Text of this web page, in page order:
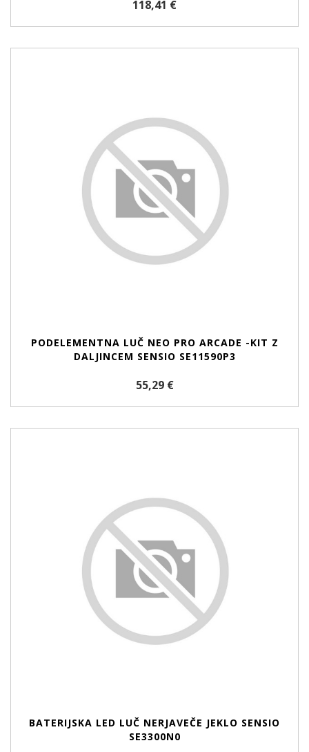
118,41 €
PODELEMENTNA LUČ NEO PRO ARCADE -KIT Z
DALJINCEM SENSIO SE11590P3
55,29 €
BATERIJSKA LED LUČ NERJAVEČE JEKLO SENSIO
SE3300N0